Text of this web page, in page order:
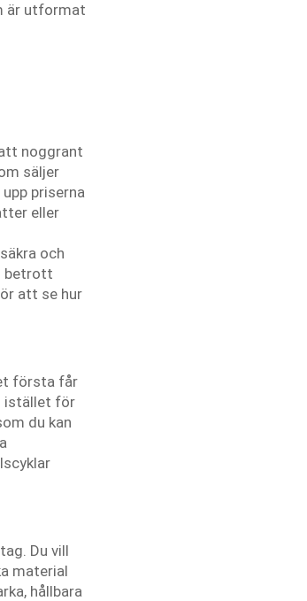
är utformat
noggrant
säljer
priserna
eller
och
betrott
att se hur
första får
istället för
du kan
Du vill
material
hållbara